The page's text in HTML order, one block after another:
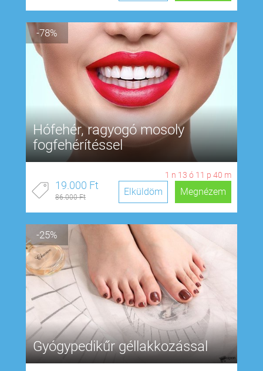
-78%
Hófehér, ragyogó mosoly
fogfehérítéssel
1 n 13 ó 11 p 39 m
19.000 Ft
86.000 Ft Megnézem
Elküldöm
-25%
Gyógypedikűr géllakkozással